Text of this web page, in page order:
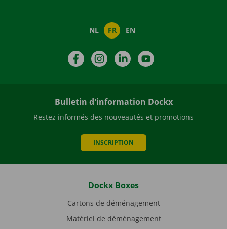
NL FR EN
FacebookInstagramLinkedIn
Bulletin d'information Dockx
Restez informés des nouveautés et promotions
INSCRIPTION
Dockx Boxes
Cartons de déménagement
Matériel de déménagement